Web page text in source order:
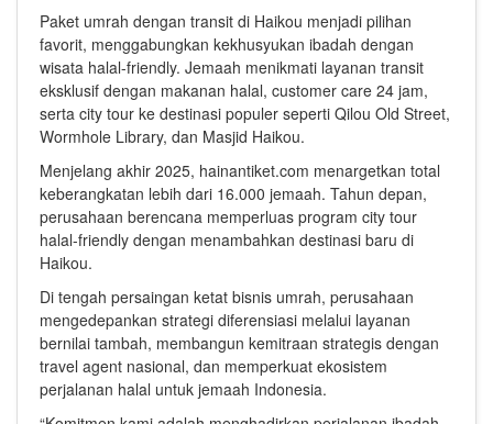
Paket umrah dengan transit di Haikou menjadi pilihan
favorit, menggabungkan kekhusyukan ibadah dengan
wisata halal-friendly. Jemaah menikmati layanan transit
eksklusif dengan makanan halal, customer care 24 jam,
serta city tour ke destinasi populer seperti Qilou Old Street,
Wormhole Library, dan Masjid Haikou.
Menjelang akhir 2025, hainantiket.com menargetkan total
keberangkatan lebih dari 16.000 jemaah. Tahun depan,
perusahaan berencana memperluas program city tour
halal-friendly dengan menambahkan destinasi baru di
Haikou.
Di tengah persaingan ketat bisnis umrah, perusahaan
mengedepankan strategi diferensiasi melalui layanan
bernilai tambah, membangun kemitraan strategis dengan
travel agent nasional, dan memperkuat ekosistem
perjalanan halal untuk jemaah Indonesia.